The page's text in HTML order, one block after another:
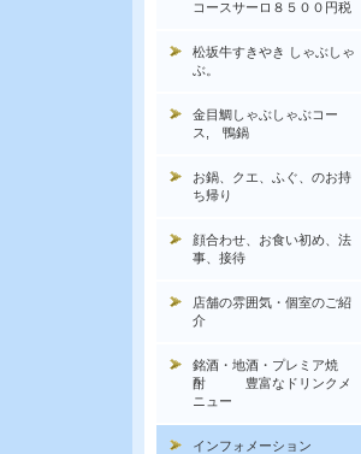
コースサーロ８５００円税
松坂牛すきやき しゃぶしゃ
ぶ。
金目鯛しゃぶしゃぶコー
ス, 鴨鍋
お鍋、クエ、ふぐ、のお持
ち帰り
顔合わせ、お食い初め、法
事、接待
店舗の雰囲気・個室のご紹
介
銘酒・地酒・プレミア焼
酎 豊富なドリンクメ
ニュー
インフォメーション